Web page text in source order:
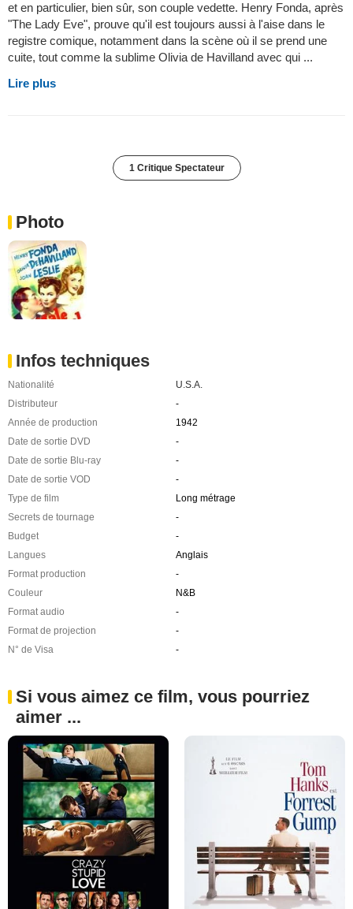
et en particulier, bien sûr, son couple vedette. Henry Fonda, après
"The Lady Eve", prouve qu'il est toujours aussi à l'aise dans le
registre comique, notamment dans la scène où il se prend une
cuite, tout comme la sublime Olivia de Havilland avec qui ...
Lire plus
1 Critique Spectateur
Photo
Infos techniques
Nationalité
U.S.A.
Distributeur
-
Année de production
1942
Date de sortie DVD
-
Date de sortie Blu-ray
-
Date de sortie VOD
-
Type de film
Long métrage
Secrets de tournage
-
Budget
-
Langues
Anglais
Format production
-
Couleur
N&B
Format audio
-
Format de projection
-
N° de Visa
-
Si vous aimez ce film, vous pourriez
aimer ...